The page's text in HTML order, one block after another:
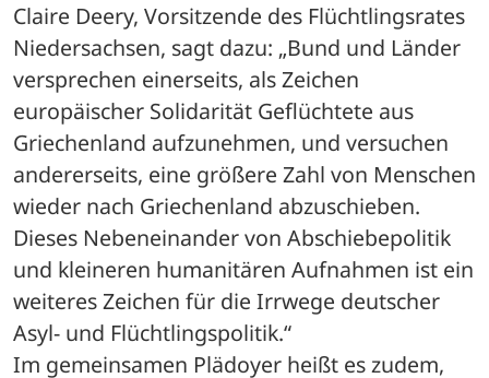
Claire Deery, Vorsitzende des Flüchtlingsrates
Niedersachsen, sagt dazu: „Bund und Länder
versprechen einerseits, als Zeichen
europäischer Solidarität Geflüchtete aus
Griechenland aufzunehmen, und versuchen
andererseits, eine größere Zahl von Menschen
wieder nach Griechenland abzuschieben.
Dieses Nebeneinander von Abschiebepolitik
und kleineren humanitären Aufnahmen ist ein
weiteres Zeichen für die Irrwege deutscher
Asyl- und Flüchtlingspolitik.“
Im gemeinsamen Plädoyer heißt es zudem,